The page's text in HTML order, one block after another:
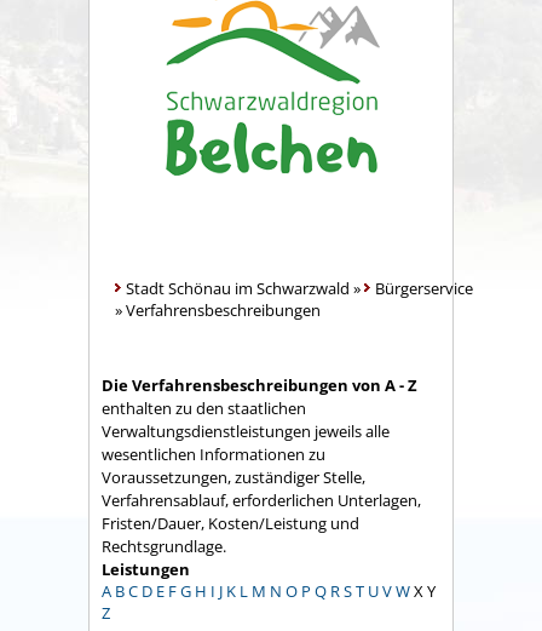
Stadt Schönau im Schwarzwald »
Bürgerservice
»Verfahrensbeschreibungen
Die Verfahrensbeschreibungen von A - Z
enthalten zu den staatlichen
Verwaltungsdienstleistungen jeweils alle
wesentlichen Informationen zu
Voraussetzungen, zuständiger Stelle,
Verfahrensablauf, erforderlichen Unterlagen,
Fristen/Dauer, Kosten/Leistung und
Rechtsgrundlage.
Leistungen
A BC D E FG H I J K L M N O P Q RST UVWX Y
Z